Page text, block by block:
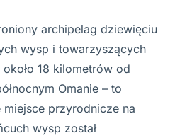
archipelag dziewięciu
wysp i towarzyszących
18 kilometrów od
Omanie – to
przyrodnicze na
wysp został